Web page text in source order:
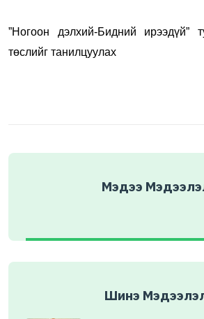
”Ногоон дэлхий-Бидний ирээдүй”
төслийг танилцуулах
Мэдээ
Шинэ